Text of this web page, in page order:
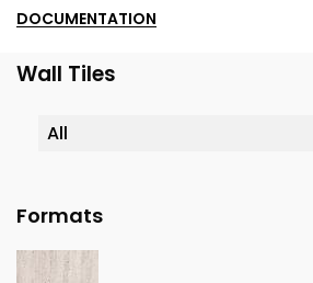
DOCUMENTATION
Wall Tiles
Formats